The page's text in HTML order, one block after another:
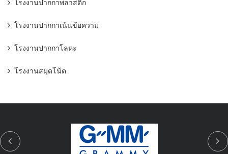
โรงงานปากกาพลาสติก
โรงงานปากกาเน้นข้อความ
โรงงานปากกาโลหะ
โรงงานสมุดโน้ต